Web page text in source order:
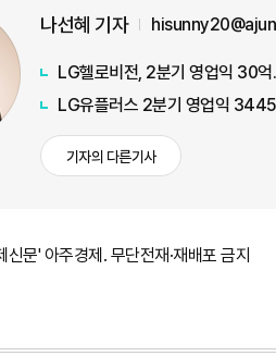
나선혜 기자
LG헬로비전, 2분기 영업익 30
LG유플러스 2분기 영업익
기자의 다른기사
문' 아주경제. 무단전재·재배포 금지